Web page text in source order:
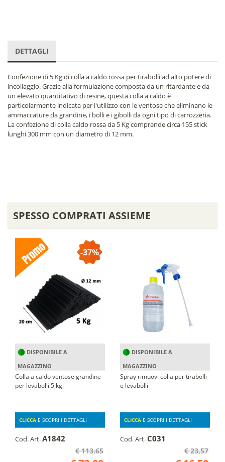
DETTAGLI
Confezione di 5 Kg di colla a caldo rossa per tirabolli ad alto potere di
incollaggio. Grazie alla formulazione composta da un ritardante e da
un elevato quantitativo di resine, questa colla a caldo è
particolarmente indicata per l'utilizzo con le ventose che eliminano le
ammaccature da grandine, i bolli e i gibolli da ogni tipo di carrozzeria.
La confezione di colla caldo rossa da 5 Kg comprende circa 155 stick
lunghi 300 mm con un diametro di 12 mm.
SPESSO COMPRATI ASSIEME
-37%
DISPONIBILE A
MAGAZZINO
Colla a caldo ventose grandine
per levabolli 5 kg
CLICCA E SCOPRI I DETTAGLI
Cod. Art.A1842
€ 113,65
DISPONIBILE A
MAGAZZINO
Spray rimuovi colla per tirabolli
e levabolli
CLICCA E SCOPRI I DETTAGLI
Cod. Art. C031
€ 23,57